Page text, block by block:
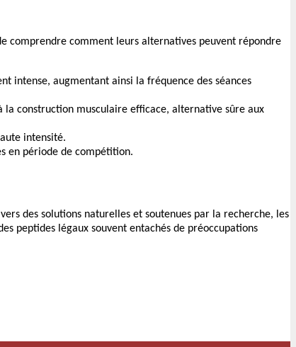
comprendre comment leurs alternatives peuvent répondre
intense, augmentant ainsi la fréquence des séances
la construction musculaire efficace, alternative sûre aux
intensité.
en période de compétition.
des solutions naturelles et soutenues par la recherche, les
peptides légaux souvent entachés de préoccupations